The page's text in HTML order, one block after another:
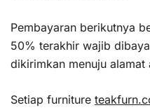
Pembayaran berikutnya
50% terakhir wajib
dikirimkan menuju alamat
Setiap furniture